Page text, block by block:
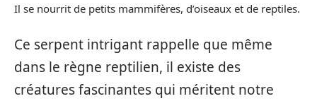
Il se nourrit de petits mammifères, d’oiseaux et de reptiles.
Ce serpent intrigant rappelle que même
dans le règne reptilien, il existe des
créatures fascinantes qui méritent notre